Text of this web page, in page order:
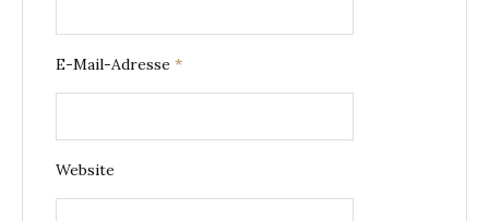
E-Mail-Adresse *
Website